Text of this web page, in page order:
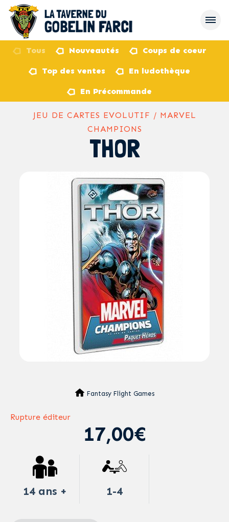
Tous Nouveautés Coups de coeur
Top des ventes En ludothèque
En Précommande
JEU DE CARTES EVOLUTIF / MARVEL
CHAMPIONS
THOR
Fantasy Flight Games
Rupture éditeur
17,00€
14 ans + 1-4